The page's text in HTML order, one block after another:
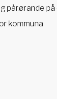
pårørande på
kommuna